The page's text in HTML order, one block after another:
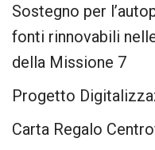
Sostegno per
fonti rinnovabili
della Missione 7
Progetto
Carta Regalo